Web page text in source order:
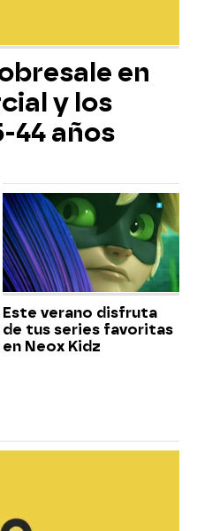
en
y los
44 años
Este verano disfruta
de tus series favoritas
en Neox Kidz